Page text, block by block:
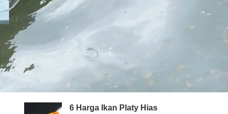
Pembenihan Ikan
Pembesaran Ikan
Penyakit Ikan
Teknologi dan Inovasi
ARTIKEL TERBARU
6 Harga Ikan Platy Hias